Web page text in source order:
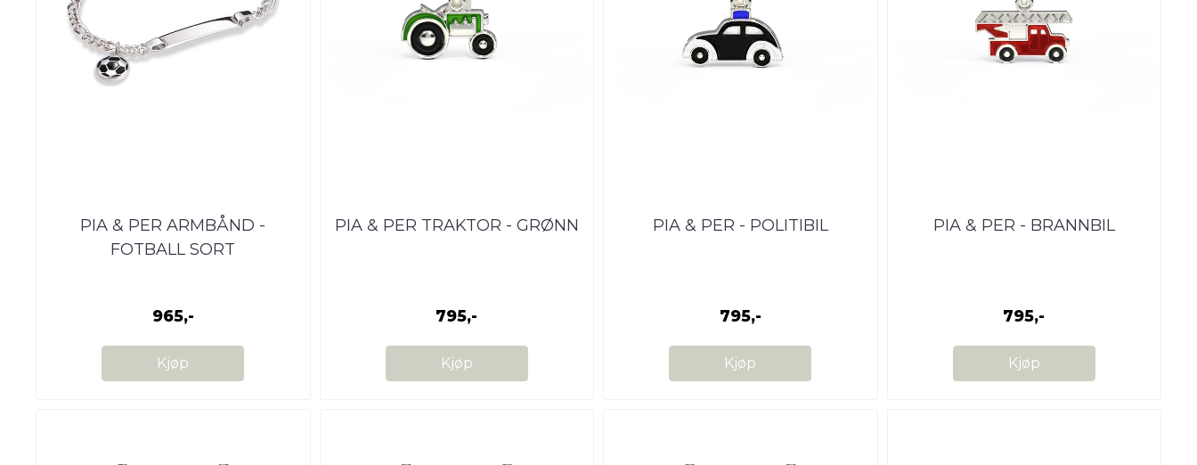
PIA & PER ARMBÅND -
FOTBALL SORT
965,-
Kjøp
PIA & PER TRAKTOR - GRØNN
795,-
Kjøp
PIA & PER - POLITIBIL
795,-
Kjøp
PIA & PER - BRANNBIL
795,-
Kjøp